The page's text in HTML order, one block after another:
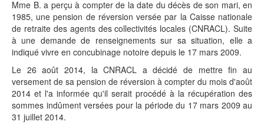
Mme B. a perçu à compter de la date du décès de son mari, en
1985, une pension de réversion versée par la Caisse nationale
de retraite des agents des collectivités locales (CNRACL). Suite
à une demande de renseignements sur sa situation, elle a
indiqué vivre en concubinage notoire depuis le 17 mars 2009.
Le 26 août 2014, la CNRACL a décidé de mettre fin au
versement de sa pension de réversion à compter du mois d'août
2014 et l'a informée qu'il serait procédé à la récupération des
sommes indûment versées pour la période du 17 mars 2009 au
31 juillet 2014.